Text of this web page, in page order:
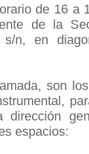
de 16 a
de la
s/n, en
son
dirección
espacios: